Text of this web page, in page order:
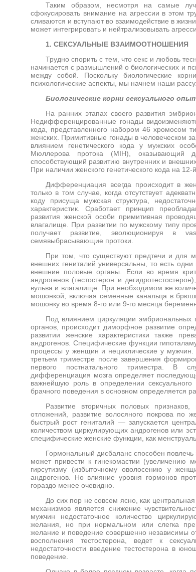
Таким образом, несмотря на самые
сфокусировать внимание на агрессии в этом
сливаются и вступают во взаимодействие в
может интегрировать и нейтрализовывать
1. СЕКСУАЛЬНЫЕ ВЗАИМООТНОШЕНИЯ
Трудно спорить с тем, что секс и любовь
начинается с размышлений о биологических и
между собой. Поскольку биологические
психологические аспекты, мы начнем наши
Биологические корни сексуального
На ранних этапах своего развития
Недифференцированные гонады
кода, представленного набором 46
женских. Примитивные гонады в человеческом
влиянием генетического кода у мужских
Мюллерова протока (MIH), оказывающий
способствующий развитию внутренних и
При наличии женского генетического кода на
Дифференциация всегда происходит в
только в том случае, когда отсутствует
коду присуща мужская структура,
характеристик. Сработает принцип
развития женской особи примитивная
влагалище. При развитии по мужскому типу
получает развитие, эволюционируя в
семявыбрасывающие протоки.
При том, что существуют предтечи и для
внешних гениталий универсальны, то есть
внешние половые органы. Если во время
андрогенов (тестостерон и
вульва и влагалище. При необходимом же
мошонкой, включая семенные канальца в
мошонку во время 8-го или 9-го месяца
Под влиянием циркуляции
органов, происходит диморфное развитие
развитии женские характеристики также
андрогенов. Специфические функции
процессы у женщин и нециклические у
третьем триместре после завершения
первого постнатального триместра. В
дифференциация мозга определяет
важнейшую роль в определении
брачного поведения в основном определяется
Развитие вторичных половых
отложений, развитие волосяного покрова по
быстрый рост гениталий — запускается
количеством циркулирующих андрогенов или
специфические женские функции, как
Гормональный дисбаланс способен
может привести к гинекомастии (увеличению
гирсутизму (избыточному оволосению у
андрогенов. Но влияние уровня гормонов
гораздо менее очевидно.
До сих пор не совсем ясно, как
механизмов является снижение
мужчин недостаточное количество
желания, но при нормальном или слегка
желание и поведение совершенно независимы
восполнения тестостерона, ведет к
недостаточности введение тестостерона в
поведение.